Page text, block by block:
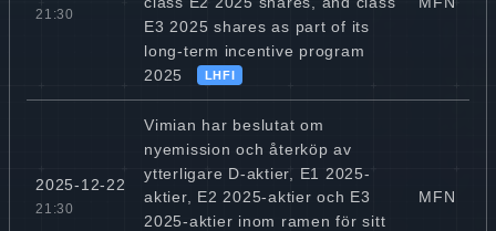
21:30
E3 2025 shares as part of its
long-term incentive program
2025
LHFI
2025-12-22
21:30
Vimian har beslutat om
nyemission och återköp av
ytterligare D-aktier, E1 2025-
aktier, E2 2025-aktier och E3
2025-aktier inom ramen för sitt
MFN